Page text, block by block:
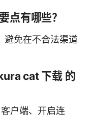
点有哪些？
避免在不合法渠道
cat 下载 的
户端、开启连